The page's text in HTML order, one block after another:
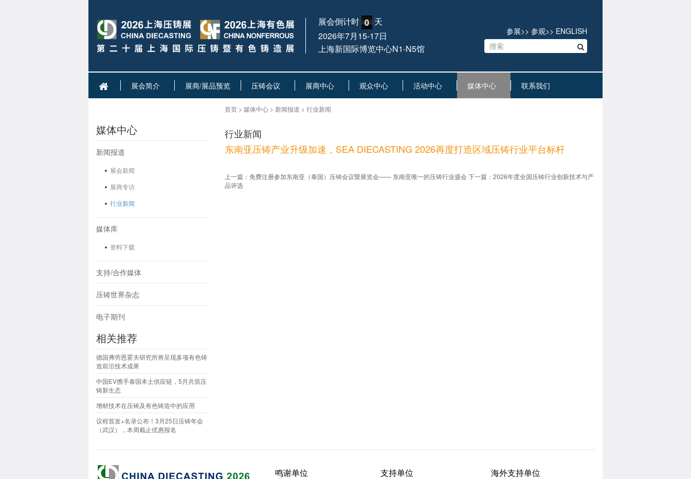
展会倒计时 0 天
2026年7月15-17日
上海新国际博览中心N1-N5馆
参展>> 参观>> ENGLISH
展会简介 展商/展品预览 压铸会议 展商中心 观众中心 活动中心 媒体中心 联系我们
媒体中心
新闻报道
展会新闻
展商专访
行业新闻
媒体库
资料下载
支持/合作媒体
压铸世界杂志
电子期刊
相关推荐
德国弗劳恩霍夫研究所将呈现多项有色铸
造前沿技术成果
中国EV携手泰国本土供应链，5月共筑压
铸新生态
增材技术在压铸及有色铸造中的应用
议程首发+名录公布！3月25日压铸年会
（武汉），本周截止优惠报名
首页 > 媒体中心 > 新闻报道 > 行业新闻
行业新闻
东南亚压铸产业升级加速，SEA DIECASTING 2026再度打造区域压铸行业平台标杆
上一篇：免费注册参加东南亚（泰国）压铸会议暨展览会—— 东南亚唯一的压铸行业盛会下一篇：2026年度全国压铸行业创新技术与产
品评选
鸣谢单位 支持单位 海外支持单位